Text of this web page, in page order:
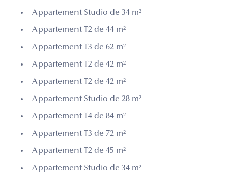
Appartement Studio de 34 m²
Appartement T2 de 44 m²
Appartement T3 de 62 m²
Appartement T2 de 42 m²
Appartement T2 de 42 m²
Appartement Studio de 28 m²
Appartement T4 de 84 m²
Appartement T3 de 72 m²
Appartement T2 de 45 m²
Appartement Studio de 34 m²